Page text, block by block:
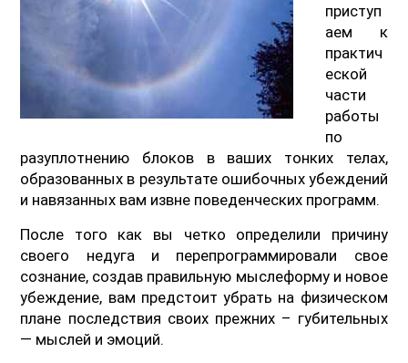
приступ
аем к
практич
еской
части
работы
по
разуплотнению блоков в ваших тонких телах,
образованных в результате ошибочных убеждений
и навязанных вам извне поведенческих программ.
После того как вы четко определили причину
своего недуга и перепрограммировали свое
сознание, создав правильную мыслеформу и новое
убеждение, вам предстоит убрать на физическом
плане последствия своих прежних – губительных
— мыслей и эмоций.